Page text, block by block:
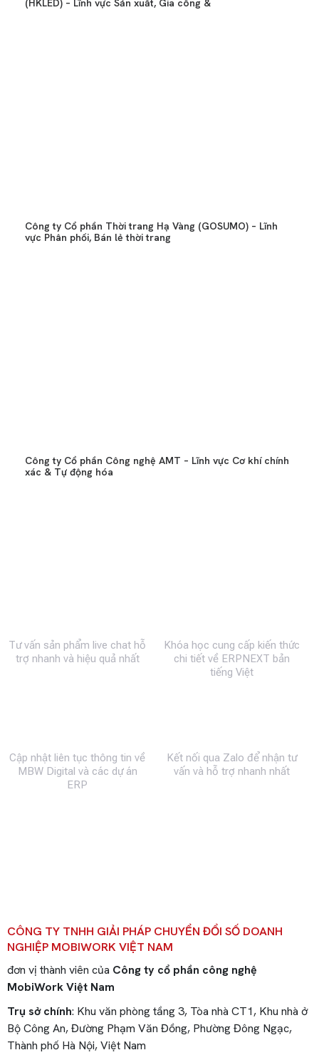
(HKLED) – Lĩnh vực Sản xuất, Gia công &
Công ty Cổ phần Thời trang Hạ Vàng (GOSUMO) – Lĩnh
vực Phân phối, Bán lẻ thời trang
Công ty Cổ phần Công nghệ AMT – Lĩnh vực Cơ khí chính
xác & Tự động hóa
Tư vấn sản phẩm live chat hỗ
trợ nhanh và hiệu quả nhất
Khóa học cung cấp kiến thức
chi tiết về ERPNEXT bản
tiếng Việt
Cập nhật liên tục thông tin về
MBW Digital và các dự án
ERP
Kết nối qua Zalo để nhận tư
vấn và hỗ trợ nhanh nhất
CÔNG TY TNHH GIẢI PHÁP CHUYỂN ĐỔI SỐ DOANH
NGHIỆP MOBIWORK VIỆT NAM
đơn vị thành viên của Công ty cổ phần công nghệ
MobiWork Việt Nam
Trụ sở chính: Khu văn phòng tầng 3, Tòa nhà CT1, Khu nhà ở
Bộ Công An, Đường Phạm Văn Đồng, Phường Đông Ngạc,
Thành phố Hà Nội, Việt Nam